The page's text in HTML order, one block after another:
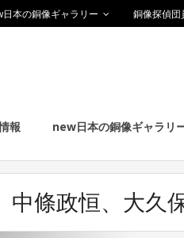
日本の銅像ギャラリー 銅像探偵団
報 new日本の銅像ギャラリ
中條政恒、大久